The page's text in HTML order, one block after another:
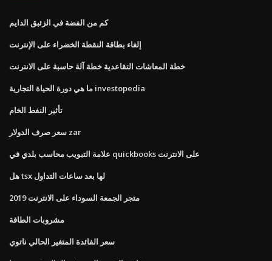
كم من الفضة في الزئبق الدايم
إلغاء بطاقة النقطة الخضراء على الإنترنت
خطة المعاشات التقاعدية خطة آلة حاسبة على الانترنت
ما هي دورة الحياة التجارية investopedia
تأثير النفط الخام
سعر صرف الدولار zar
علامة التبويب محاسب بلدي في quickbooks على الانترنت
هل tsx لها بعد ساعات التداول
متجر الجمعة السوداء على الانترنت 2019
مشروبات الطاقة
سعر الفائدة المتغير الحالي ناتوي